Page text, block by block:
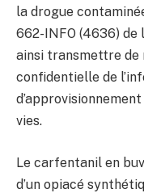
la drogue
662-INFO (4636) de
ainsi transmettre de
confidentielle de
vies.
Le carfentanil en
d’un opiacé